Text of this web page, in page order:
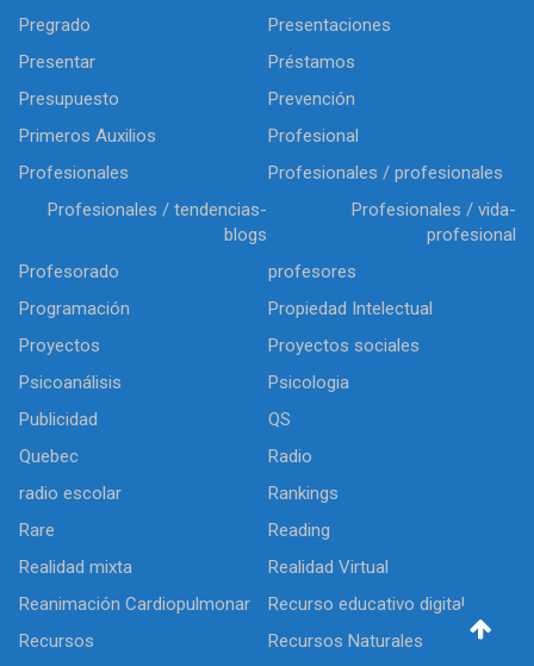
Pregrado
Presentaciones
Presentar
Préstamos
Presupuesto
Prevención
Primeros Auxilios
Profesional
Profesionales
Profesionales / profesionales
Profesionales / tendencias-
blogs
Profesionales / vida-
profesional
Profesorado
profesores
Programación
Propiedad Intelectual
Proyectos
Proyectos sociales
Psicoanálisis
Psicologia
Publicidad
QS
Quebec
Radio
radio escolar
Rankings
Rare
Reading
Realidad mixta
Realidad Virtual
Reanimación Cardiopulmonar
Recurso educativo digital
Recursos
Recursos Naturales